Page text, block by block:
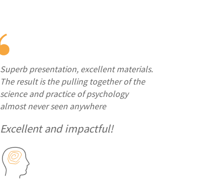
Superb presentation, excellent materials.
The result is the pulling together of the
science and practice of psychology
almost never seen anywhere
Excellent and impactful!